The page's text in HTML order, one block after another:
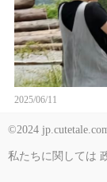
2025/06/11
©2024
私たちに関しては